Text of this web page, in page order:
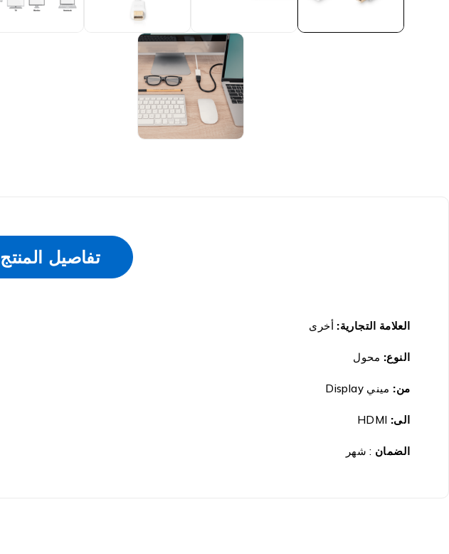
تفاصيل المنتج
العلامة التجارية:أخرى
النوع: محول
من: مينيDisplay
الى: HDMI
الضمان : شهر